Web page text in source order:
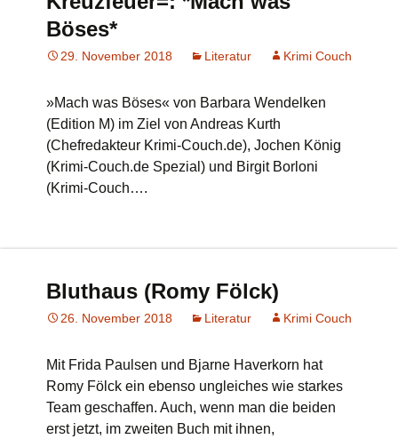
Böses*
29. November 2018 Literatur Krimi Couch
»Mach was Böses« von Barbara Wendelken
(Edition M) im Ziel von Andreas Kurth
(Chefredakteur Krimi-Couch.de), Jochen König
(Krimi-Couch.de Spezial) und Birgit Borloni
(Krimi-Couch….
Bluthaus (Romy Fölck)
26. November 2018 Literatur Krimi Couch
Mit Frida Paulsen und Bjarne Haverkorn hat
Romy Fölck ein ebenso ungleiches wie starkes
Team geschaffen. Auch, wenn man die beiden
erst jetzt, im zweiten Buch mit ihnen,